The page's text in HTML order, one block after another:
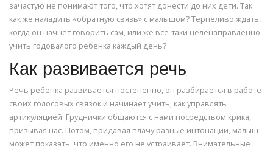
зачастую не понимают того, что хотят донести до них дети. Так
как же наладить «обратную связь» с малышом? Терпеливо ждать,
когда он начнет говорить сам, или же все-таки целенаправленно
учить годовалого ребенка каждый день?
Как развивается речь
Речь ребенка развивается постепенно, он разбирается в работе
своих голосовых связок и начинает учить, как управлять
артикуляцией. Груднички общаются с нами посредством крика,
призывая нас. Потом, придавая плачу разные интонации, малыш